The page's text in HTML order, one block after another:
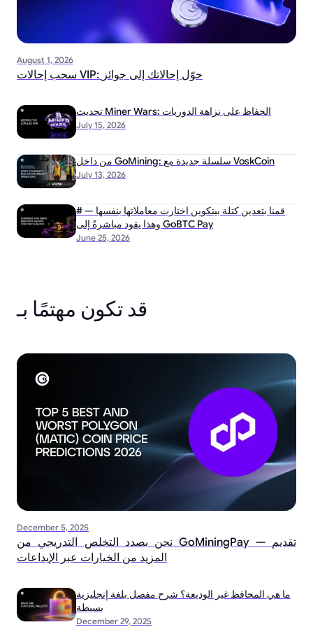
August 1, 2026
سحب إحالات VIP: حوّل إحالاتك إلى جوائز
July 15, 2026
تحديث Miner Wars: الحفاظ على نزاهة الدوريات
July 13, 2026
من داخل GoMining: سلسلة جديدة مع VoskCoin
June 25, 2026
# قمنا بتعدين كتلة بيتكوين اختارت معاملاتها بنفسها —
وهذا يقود مباشرةً إلى GoBTC Pay
قد تكون مهتمًا بـ
December 5, 2025
نحن بصدد التخلص التدريجي من GoMiningPay — تقديم
المزيد من الخيارات عبر الإيداعات
December 29, 2025
ما هي المحافظ غير الوديعة؟ شرح مفصل بلغة إنجليزية
بسيطة